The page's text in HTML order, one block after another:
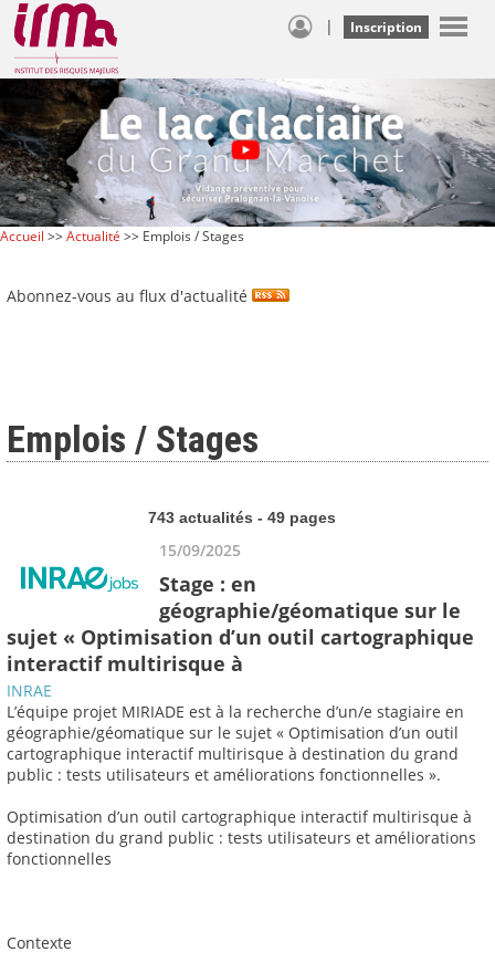
| Inscription
Accueil >>Actualité >> Emplois / Stages
Abonnez-vous au flux d'actualité
Emplois / Stages
743 actualités - 49 pages
15/09/2025
Stage : en
géographie/géomatique sur le
sujet « Optimisation d’un outil cartographique
interactif multirisque à
INRAE
L’équipe projet MIRIADE est à la recherche d’un/e stagiaire en
géographie/géomatique sur le sujet « Optimisation d’un outil
cartographique interactif multirisque à destination du grand
public : tests utilisateurs et améliorations fonctionnelles ».
Optimisation d’un outil cartographique interactif multirisque à
destination du grand public : tests utilisateurs et améliorations
fonctionnelles
Contexte